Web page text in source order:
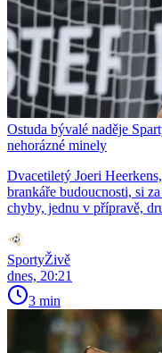
Ostuda bývalé naděje
nehorázné minely
Dvacetiletý Joeri
brankáře budoucnosti, si
chyby, jednu v přípravě,
SportyŽivě
dnes, 20:21
3 min